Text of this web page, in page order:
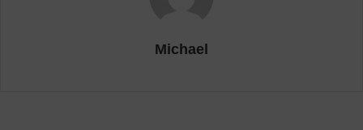
Michael